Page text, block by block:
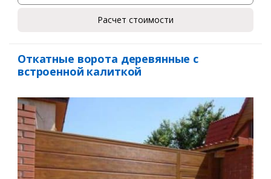
Расчет стоимости
Откатные ворота деревянные с
встроенной калиткой